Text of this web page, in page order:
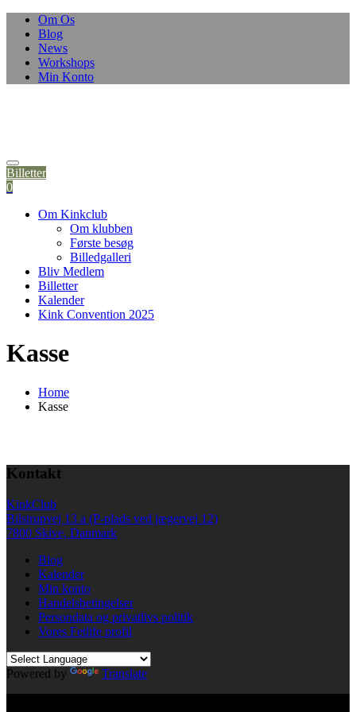
Om Os
Blog
News
Workshops
Min Konto
Billetter
0
Om Kinkclub
Om klubben
Første besøg
Billedgalleri
Bliv Medlem
Billetter
Kalender
Kink Convention 2025
Kasse
Home
Kasse
Kontakt
KinkClub
Bilstrupvej 13 a (P-plads ved jægervej 12)
7800 Skive, Danmark
Blog
Kalender
Min konto
Handelsbetingelser
Persondata og privatlivs politik
Vores Fetlife profil
Powered by
Translate